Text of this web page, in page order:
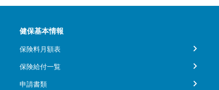
健保基本情報
保険料月額表
保険給付一覧
申請書類